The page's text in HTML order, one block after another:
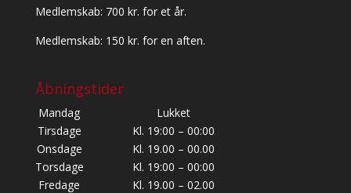
Medlemskab: 700 kr. for et år.
Medlemskab: 150 kr. for en aften.
Åbningstider
Mandag
Lukket
Tirsdage
Kl. 19:00 – 00:00
Onsdage
Kl. 19.00 – 00.00
Torsdage
Kl. 19:00 – 00:00
Fredage
Kl. 19.00 – 02.00